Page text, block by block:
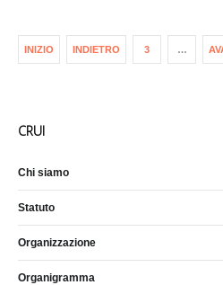
INIZIO INDIETRO 3 …
CRUI
Chi siamo
Statuto
Organizzazione
Organigramma